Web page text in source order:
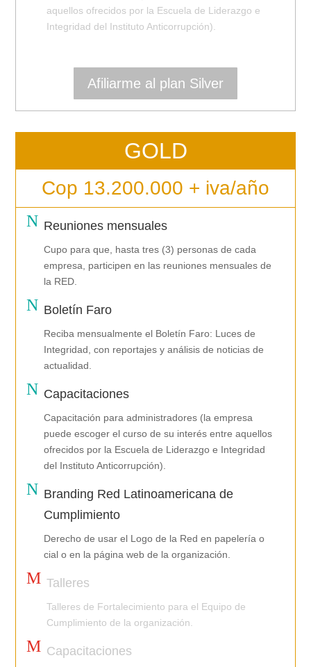
aquellos ofrecidos por la Escuela de Liderazgo e
Integridad del Instituto Anticorrupción).
Afiliarme al plan Silver
GOLD
Cop 13.200.000 + iva/año
N Reuniones mensuales
Cupo para que, hasta tres (3) personas de cada
empresa, participen en las reuniones mensuales de
la RED.
N Boletín Faro
Reciba mensualmente el Boletín Faro: Luces de
Integridad, con reportajes y análisis de noticias de
actualidad.
N Capacitaciones
Capacitación para administradores (la empresa
puede escoger el curso de su interés entre aquellos
ofrecidos por la Escuela de Liderazgo e Integridad
del Instituto Anticorrupción).
N Branding Red Latinoamericana de
Cumplimiento
Derecho de usar el Logo de la Red en papelería o
cial o en la página web de la organización.
M Talleres
Talleres de Fortalecimiento para el Equipo de
Cumplimiento de la organización.
M Capacitaciones